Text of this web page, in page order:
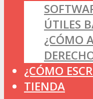
ÚTILES
¿CÓMO
¿CÓMO
TIENDA